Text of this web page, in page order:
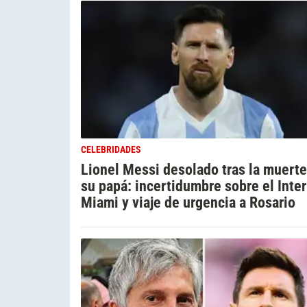
CELEBRIDADES
Lionel Messi desolado tras la
su papá: incertidumbre sobre el Inter
Miami y viaje de urgencia a Rosario